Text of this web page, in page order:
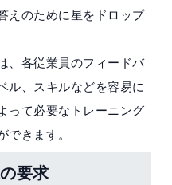
えのために星をドロップ
、各従業員のフィードバ
ル、スキルなどを容易に
って必要なトレーニング
きます。
要求